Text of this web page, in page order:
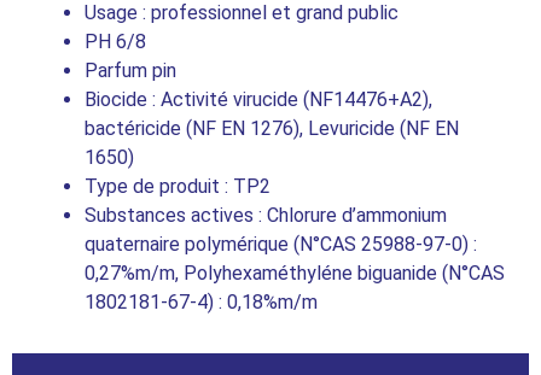
Usage : professionnel et grand public
PH 6/8
Parfum pin
Biocide : Activité virucide (NF14476+A2),
bactéricide (NF EN 1276), Levuricide (NF EN
1650)
Type de produit : TP2
Substances actives : Chlorure d’ammonium
quaternaire polymérique (N°CAS 25988-97-0) :
0,27%m/m, Polyhexaméthyléne biguanide (N°CAS
1802181-67-4) : 0,18%m/m